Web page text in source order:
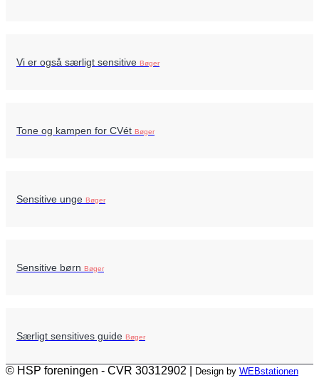
Vi er også særligt sensitive Bøger
Tone og kampen for CVét Bøger
Sensitive unge Bøger
Sensitive børn Bøger
Særligt sensitives guide Bøger
© HSP foreningen - CVR 30312902 | Design by WEBstationen